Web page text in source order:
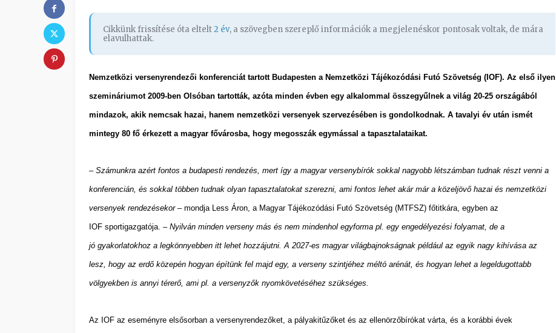
Cikkünk frissítése óta eltelt2 év, a szövegben szereplő információk a megjelenéskor pontosak voltak, de mára
elavulhattak.
Nemzetközi versenyrendezői konferenciát tartott Budapesten a Nemzetközi Tájékozódási Futó Szövetség (IOF). Az első ilyen
szemináriumot 2009-ben Olsóban tartották, azóta minden évben egy alkalommal összegyűlnek a világ 20-25 országából
mindazok, akik nemcsak hazai, hanem nemzetközi versenyek szervezésében is gondolkodnak. A tavalyi év után ismét
mintegy 80 fő érkezett a magyar fővárosba, hogy megosszák egymással a tapasztalataikat.
– Számunkra azért fontos a budapesti rendezés, mert így a magyar versenybírók sokkal nagyobb létszámban tudnak részt venni a
konferencián, és sokkal többen tudnak olyan tapasztalatokat szerezni, ami fontos lehet akár már a közeljövő hazai és nemzetközi
versenyek rendezésekor– mondja Less Áron, a Magyar Tájékozódási Futó Szövetség (MTFSZ) főtitkára, egyben az
IOF sportigazgatója. – Nyilván minden verseny más és nem mindenhol egyforma pl. egy engedélyezési folyamat, de a
jó gyakorlatokhoz a legkönnyebben itt lehet hozzájutni. A 2027-es magyar világbajnokságnak például az egyik nagy kihívása az
lesz, hogy az erdő közepén hogyan építünk fel majd egy, a verseny szintjéhez méltó arénát, és hogyan lehet a legeldugottabb
völgyekben is annyi térerő, ami pl. a versenyzők nyomkövetéséhez szükséges.
Az IOF az eseményre elsősorban a versenyrendezőket, a pályakitűzőket és az ellenörzőbírókat várta, és a korábbi évek